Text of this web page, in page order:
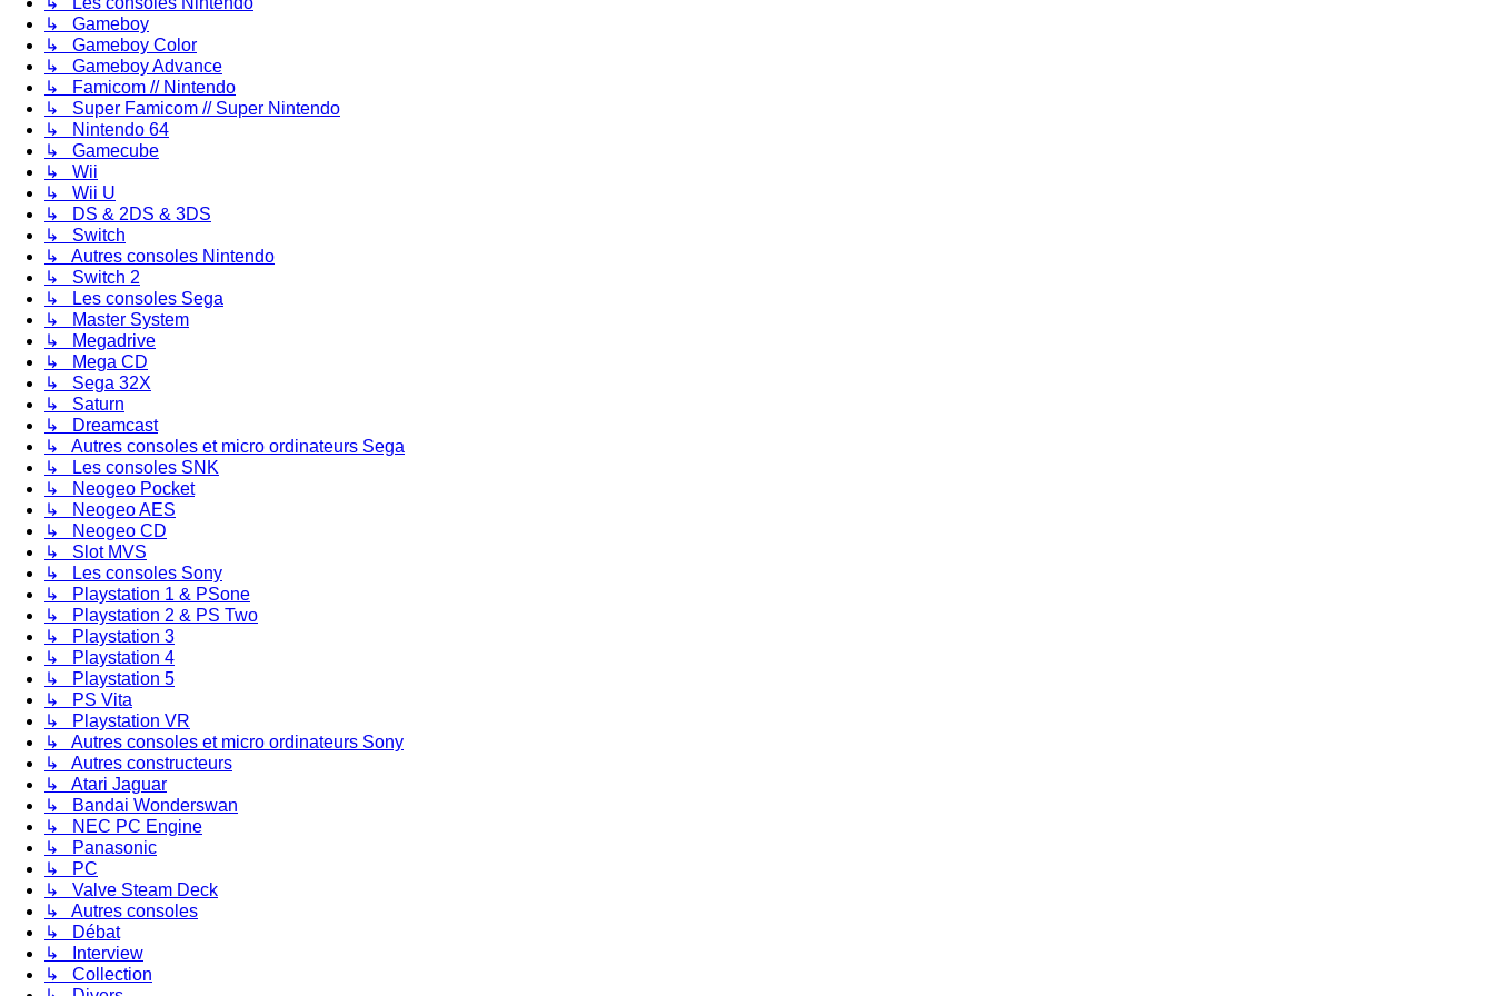
↳ Gameboy
↳ Gameboy Color
↳ Gameboy Advance
↳ Famicom // Nintendo
↳ Super Famicom // Super Nintendo
↳ Nintendo 64
↳ Gamecube
↳ Wii
↳ Wii U
↳ DS & 2DS & 3DS
↳ Switch
↳ Autres consoles Nintendo
↳ Switch 2
↳ Les consoles Sega
↳ Master System
↳ Megadrive
↳ Mega CD
↳ Sega 32X
↳ Saturn
↳ Dreamcast
↳ Autres consoles et micro ordinateurs Sega
↳ Les consoles SNK
↳ Neogeo Pocket
↳ Neogeo AES
↳ Neogeo CD
↳ Slot MVS
↳ Les consoles Sony
↳ Playstation 1 & PSone
↳ Playstation 2 & PS Two
↳ Playstation 3
↳ Playstation 4
↳ Playstation 5
↳ PS Vita
↳ Playstation VR
↳ Autres consoles et micro ordinateurs Sony
↳ Autres constructeurs
↳ Atari Jaguar
↳ Bandai Wonderswan
↳ NEC PC Engine
↳ Panasonic
↳ PC
↳ Valve Steam Deck
↳ Autres consoles
↳ Débat
↳ Interview
↳ Collection